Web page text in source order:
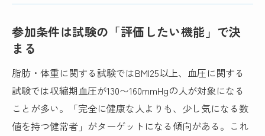
参加条件は試験の「評価したい機能」で決
まる
脂肪・体重に関する試験ではBMI25以上、血圧に関する
試験では収縮期血圧が130〜160mmHgの人が対象になる
ことが多い。「完全に健康な人よりも、少し気になる数
値を持つ健常者」がターゲットになる傾向がある。これ